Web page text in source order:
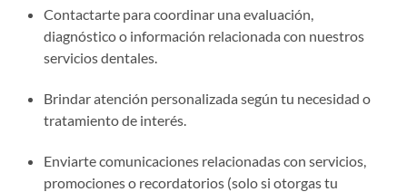
Contactarte para coordinar una evaluación,
diagnóstico o información relacionada con nuestros
servicios dentales.
Brindar atención personalizada según tu necesidad o
tratamiento de interés.
Enviarte comunicaciones relacionadas con servicios,
promociones o recordatorios (solo si otorgas tu